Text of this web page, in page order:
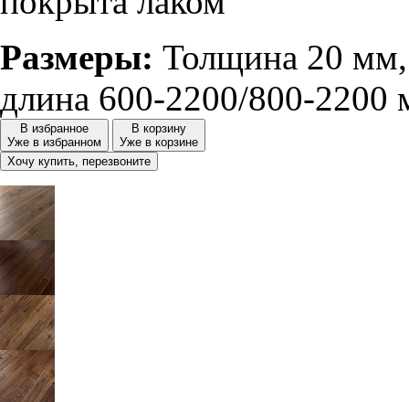
Размеры: Толщина 20
длина 600-2200/800-2200
В избранное
Уже в избранном
В корзину
Уже в корзине
Хочу купить, перезвоните